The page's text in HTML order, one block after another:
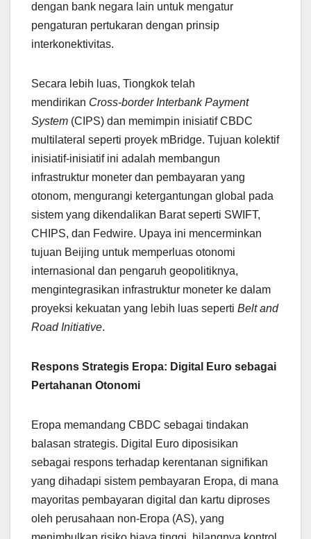
dengan bank negara lain untuk mengatur
pengaturan pertukaran dengan prinsip
interkonektivitas.
Secara lebih luas, Tiongkok telah
mendirikan Cross-border Interbank Payment
System (CIPS) dan memimpin inisiatif CBDC
multilateral seperti proyek mBridge. Tujuan kolektif
inisiatif-inisiatif ini adalah membangun
infrastruktur moneter dan pembayaran yang
otonom, mengurangi ketergantungan global pada
sistem yang dikendalikan Barat seperti SWIFT,
CHIPS, dan Fedwire. Upaya ini mencerminkan
tujuan Beijing untuk memperluas otonomi
internasional dan pengaruh geopolitiknya,
mengintegrasikan infrastruktur moneter ke dalam
proyeksi kekuatan yang lebih luas seperti Belt and
Road Initiative.
Respons Strategis Eropa: Digital Euro sebagai
Pertahanan Otonomi
Eropa memandang CBDC sebagai tindakan
balasan strategis. Digital Euro diposisikan
sebagai respons terhadap kerentanan signifikan
yang dihadapi sistem pembayaran Eropa, di mana
mayoritas pembayaran digital dan kartu diproses
oleh perusahaan non-Eropa (AS), yang